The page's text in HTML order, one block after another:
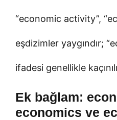
“economic activity”,
eşdizimler yaygındır;
ifadesi genellikle
Ek bağlam:
economics ve